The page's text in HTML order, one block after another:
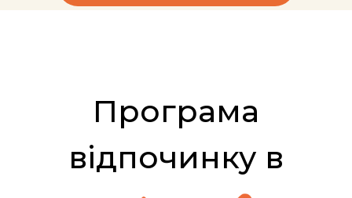
У номерах
рази за зміну,
прання постільної
білизни при
Працівники відділу
щоденне вологе
прибирання